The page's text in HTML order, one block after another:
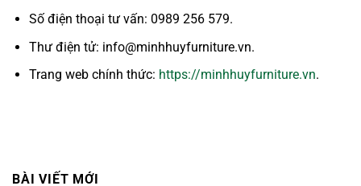
Số điện thoại tư vấn: 0989 256 579.
Thư điện tử: info@minhhuyfurniture.vn.
Trang web chính thức: https://minhhuyfurniture.vn.
BÀI VIẾT MỚI